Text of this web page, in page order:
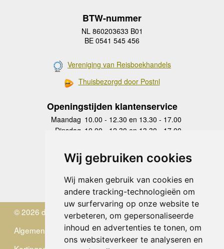
Wij gebruiken cookies
Wij maken gebruik van cookies en
andere tracking-technologieën om
uw surfervaring op onze website te
verbeteren, om gepersonaliseerde
inhoud en advertenties te tonen, om
ons websiteverkeer te analyseren en
BTW-nummer
NL 860203633 B01
BE 0541 545 456
Vereniging van Reisboekhandels
Thuisbezorgd door Postnl
Openingstijden klantenservice
Maandag 10.00 - 12.30 en 13.30 - 17.00
Dinsdag 10.00 - 12.30 en 13.30 - 17.00
Donderdag
10.00 - 12.30 en 13.30 - 17.00
Vrijdag 10.00 - 12.30 en 13.30 - 17.00
Zaterdag
gesloten
Zondag gesloten
© 2026 de Zwerver
Algemene Voorwaarden